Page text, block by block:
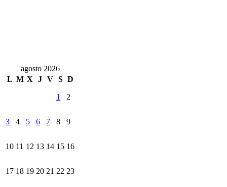
agosto 2026
L M X J V S D
1 2
3 4 5 6 7 8 9
10 11 12 13 14 15 16
17 18 19 20 21 22 23